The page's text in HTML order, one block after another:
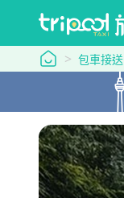
tripool 旅步
包車接送